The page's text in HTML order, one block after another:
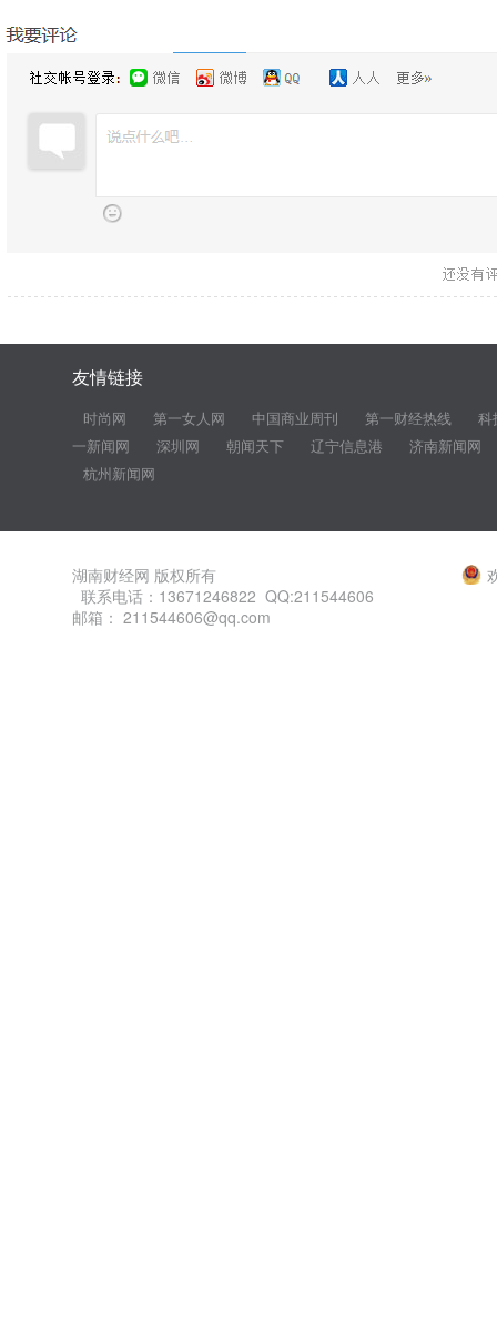
友情链接
时尚网 第一女人网 中国商业周刊 第一财经热线
科
一新闻网
深圳网 朝闻天下 辽宁信息港
济南新闻网
杭州新闻网
湖南财经网 版权所有
联系电话：13671246822 QQ:211544606
邮箱： 211544606@qq.com